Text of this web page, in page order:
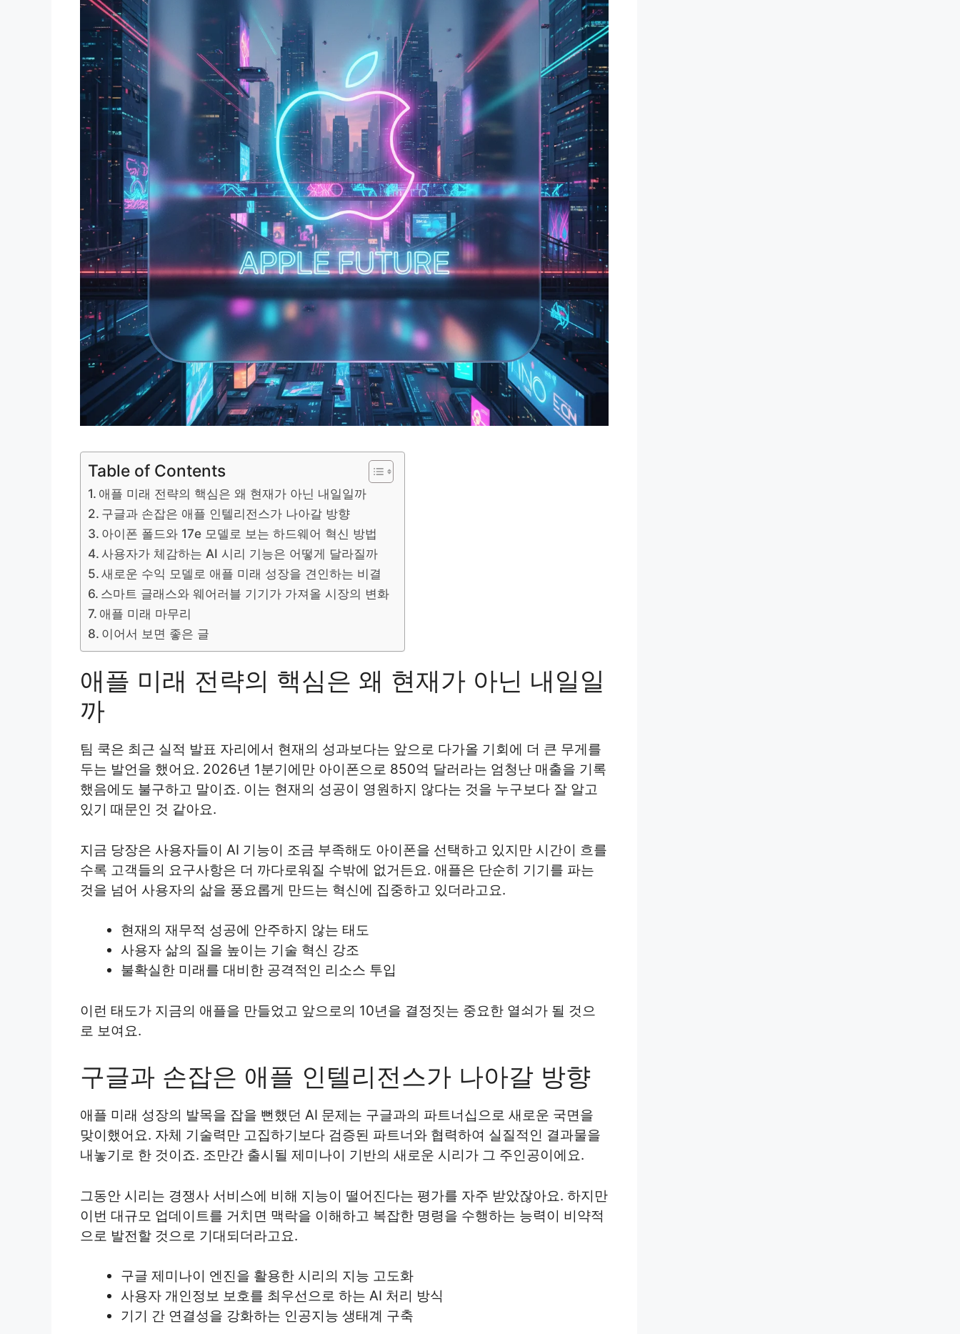
Table of Contents
애플 미래 전략의 핵심은 왜 현재가 아닌 내일일까
구글과 손잡은 애플 인텔리전스가 나아갈 방향
아이폰 폴드와 17e 모델로 보는 하드웨어 혁신 방법
사용자가 체감하는 AI 시리 기능은 어떻게 달라질까
새로운 수익 모델로 애플 미래 성장을 견인하는 비결
스마트 글래스와 웨어러블 기기가 가져올 시장의 변화
애플 미래 마무리
이어서 보면 좋은 글
애플 미래 전략의 핵심은 왜 현재가 아닌 내일일
까
팀 쿡은 최근 실적 발표 자리에서 현재의 성과보다는 앞으로 다가올 기회에 더 큰 무게를
두는 발언을 했어요. 2026년 1분기에만 아이폰으로 850억 달러라는 엄청난 매출을 기록
했음에도 불구하고 말이죠. 이는 현재의 성공이 영원하지 않다는 것을 누구보다 잘 알고
있기 때문인 것 같아요.
지금 당장은 사용자들이 AI 기능이 조금 부족해도 아이폰을 선택하고 있지만 시간이 흐를
수록 고객들의 요구사항은 더 까다로워질 수밖에 없거든요. 애플은 단순히 기기를 파는
것을 넘어 사용자의 삶을 풍요롭게 만드는 혁신에 집중하고 있더라고요.
현재의 재무적 성공에 안주하지 않는 태도
사용자 삶의 질을 높이는 기술 혁신 강조
불확실한 미래를 대비한 공격적인 리소스 투입
이런 태도가 지금의 애플을 만들었고 앞으로의 10년을 결정짓는 중요한 열쇠가 될 것으
로 보여요.
구글과 손잡은 애플 인텔리전스가 나아갈 방향
애플 미래 성장의 발목을 잡을 뻔했던 AI 문제는 구글과의 파트너십으로 새로운 국면을
맞이했어요. 자체 기술력만 고집하기보다 검증된 파트너와 협력하여 실질적인 결과물을
내놓기로 한 것이죠. 조만간 출시될 제미나이 기반의 새로운 시리가 그 주인공이에요.
그동안 시리는 경쟁사 서비스에 비해 지능이 떨어진다는 평가를 자주 받았잖아요. 하지만
이번 대규모 업데이트를 거치면 맥락을 이해하고 복잡한 명령을 수행하는 능력이 비약적
으로 발전할 것으로 기대되더라고요.
구글 제미나이 엔진을 활용한 시리의 지능 고도화
사용자 개인정보 보호를 최우선으로 하는 AI 처리 방식
기기 간 연결성을 강화하는 인공지능 생태계 구축